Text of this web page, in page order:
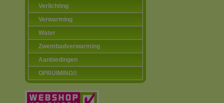
Verlichting
Verwarming
Water
Zwembadverwarming
Aanbiedingen
OPRUIMING!!